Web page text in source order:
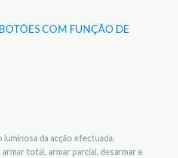
COM FUNÇÃO DE
com função de pânico - DI-O - FO_3002
da acção efectuada.
total, armar parcial, desarmar e